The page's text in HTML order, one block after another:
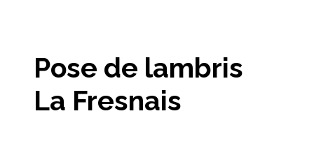
Pose de lambris
La Fresnais